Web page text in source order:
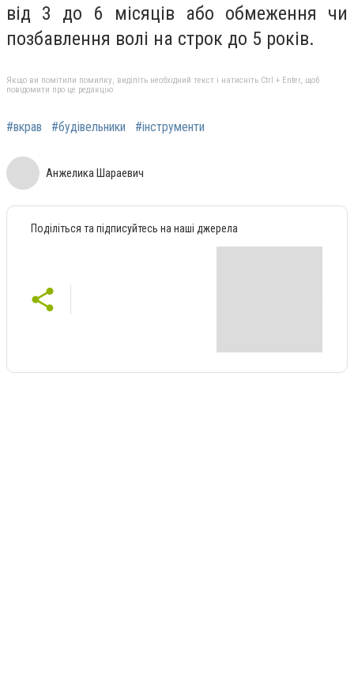
від 3 до 6 місяців або обмеження чи
позбавлення волі на строк до 5 років.
Якщо ви помітили помилку, виділіть необхідний текст і натисніть Ctrl + Enter, щоб
повідомити про це редакцію
#вкрав #будівельники #інструменти
Анжелика Шараевич
Поділіться та підписуйтесь на наші джерела